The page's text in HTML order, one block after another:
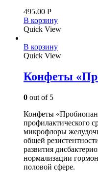
495.00 Р
В корзину
Quick View
В корзину
Quick View
Конфеты
0 out of 5
Конфеты
профилактического
микрофлоры
общей
развития
нормализации
половой сфере.